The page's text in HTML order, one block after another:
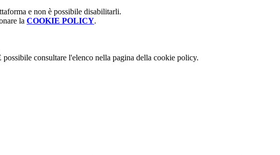
e non è possibile disabilitarli.
la COOKIE POLICY.
consultare l'elenco nella pagina della cookie policy.